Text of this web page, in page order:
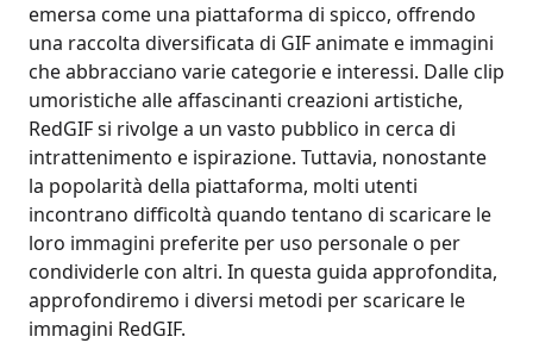
emersa come una piattaforma di spicco, offrendo
una raccolta diversificata di GIF animate e immagini
che abbracciano varie categorie e interessi. Dalle clip
umoristiche alle affascinanti creazioni artistiche,
RedGIF si rivolge a un vasto pubblico in cerca di
intrattenimento e ispirazione. Tuttavia, nonostante
la popolarità della piattaforma, molti utenti
incontrano difficoltà quando tentano di scaricare le
loro immagini preferite per uso personale o per
condividerle con altri. In questa guida approfondita,
approfondiremo i diversi metodi per scaricare le
immagini RedGIF.